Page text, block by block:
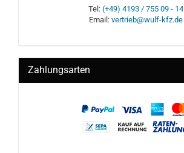
Tel: (+49) 4193 / 755 09 - 14
Email: vertrieb@wulf-kfz.de
Zahlungsarten